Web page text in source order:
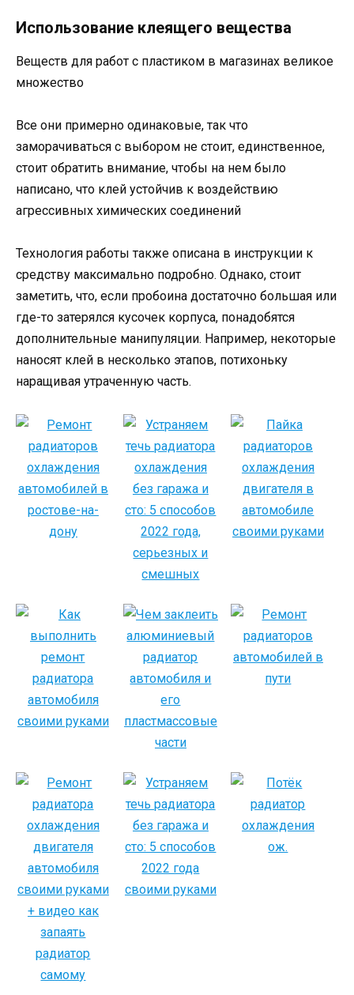
Использование клеящего вещества
Веществ для работ с пластиком в магазинах великое
множество
Все они примерно одинаковые, так что
заморачиваться с выбором не стоит, единственное,
стоит обратить внимание, чтобы на нем было
написано, что клей устойчив к воздействию
агрессивных химических соединений
Технология работы также описана в инструкции к
средству максимально подробно. Однако, стоит
заметить, что, если пробоина достаточно большая или
где-то затерялся кусочек корпуса, понадобятся
дополнительные манипуляции. Например, некоторые
наносят клей в несколько этапов, потихоньку
наращивая утраченную часть.